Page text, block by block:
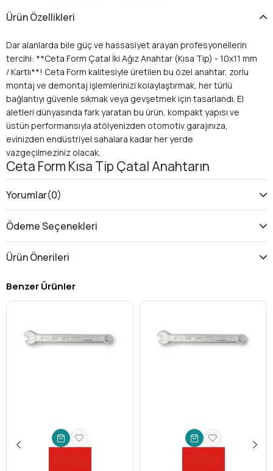
Ürün Özellikleri
Dar alanlarda bile güç ve hassasiyet arayan profesyonellerin
tercihi: **Ceta Form Çatal İki Ağız Anahtar (Kısa Tip) - 10x11 mm
/ Kartlı**! Ceta Form kalitesiyle üretilen bu özel anahtar, zorlu
montaj ve demontaj işlemlerinizi kolaylaştırmak, her türlü
bağlantıyı güvenle sıkmak veya gevşetmek için tasarlandı. El
aletleri dünyasında fark yaratan bu ürün, kompakt yapısı ve
üstün performansıyla atölyenizden otomotiv garajınıza,
evinizden endüstriyel sahalara kadar her yerde
vazgeçilmeziniz olacak.
Ceta Form Kısa Tip Çatal Anahtarın
Kullanım Alanları ve Avantajları
Ceta Form'un bu özel **çatal iki ağız anahtarı**, sunduğu
ergonomisiyle pek çok alanda size zaman kazandırır ve iş
yükünüzü hafifletir.
ve sıkışık alanlarda dahi somun ve cıvatalara kolayca
tamiri**, **elektronik montajı** ve **hassas mekanik
işler** için biçilmiş kaftandır.
markasının mühendislik kalitesi, bu **el aleti** ile her
sıkma ve gevşetme işleminde maksimum tork ve
Dayanıklılık ve Uzun Ömür:
Yüksek kaliteli malzemeden
üretilen bu **profesyonel anahtar**, yoğun kullanıma ve
Yorumlar(0)
Ödeme Seçenekleri
Ürün Önerileri
Benzer Ürünler